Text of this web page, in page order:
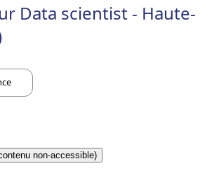
Data scientist - Haute-
non-accessible)